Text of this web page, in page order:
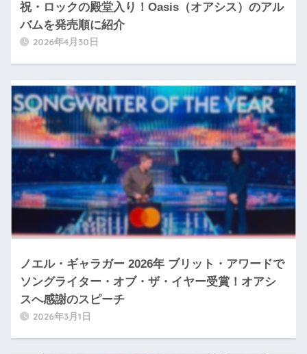
祝・ロックの殿堂入り！Oasis（オアシス）のアル
バムを発売順に紹介
2026年4月30日
ノエル・ギャラガー 2026年 ブリット・アワードで
ソングライター・オブ・ザ・イヤー受賞！オアシ
スへ感謝のスピーチ
2026年3月1日